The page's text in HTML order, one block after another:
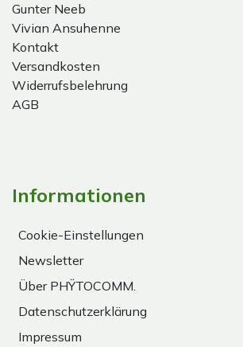
Gunter Neeb
Vivian Ansuhenne
Kontakt
Versandkosten
Widerrufsbelehrung
AGB
Informationen
Cookie-Einstellungen
Newsletter
Über PHŸTOCOMM.
Datenschutzerklärung
Impressum